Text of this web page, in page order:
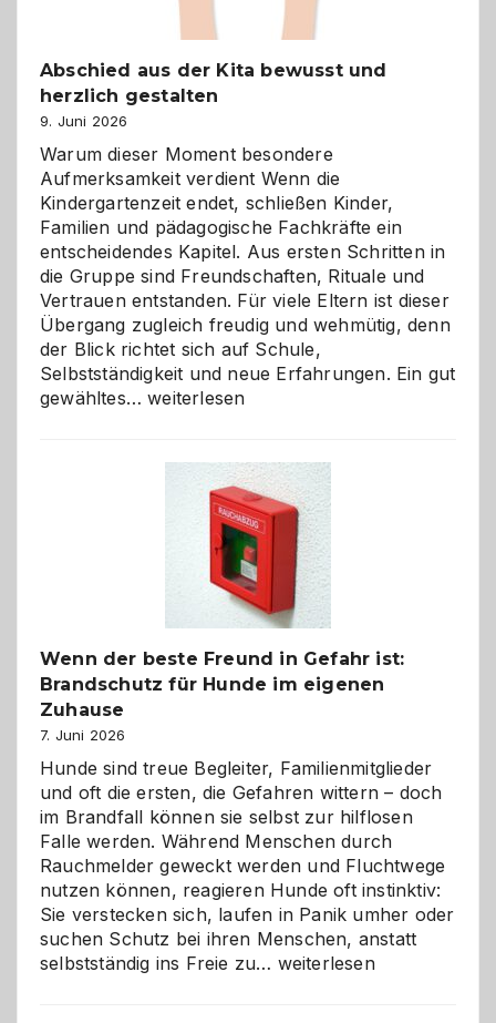
Abschied aus der Kita bewusst und
herzlich gestalten
9. Juni 2026
Warum dieser Moment besondere
Aufmerksamkeit verdient Wenn die
Kindergartenzeit endet, schließen Kinder,
Familien und pädagogische Fachkräfte ein
entscheidendes Kapitel. Aus ersten Schritten in
die Gruppe sind Freundschaften, Rituale und
Vertrauen entstanden. Für viele Eltern ist dieser
Übergang zugleich freudig und wehmütig, denn
der Blick richtet sich auf Schule,
Selbstständigkeit und neue Erfahrungen. Ein gut
gewähltes…Abschied
bewusst
herzlich
gestalten
weiterlesen
Wenn der beste Freund in Gefahr ist:
Brandschutz für Hunde im eigenen
Zuhause
7. Juni 2026
Hunde sind treue Begleiter, Familienmitglieder
und oft die ersten, die Gefahren wittern – doch
im Brandfall können sie selbst zur hilflosen
Falle werden. Während Menschen durch
Rauchmelder geweckt werden und Fluchtwege
nutzen können, reagieren Hunde oft instinktiv:
Sie verstecken sich, laufen in Panik umher oder
suchen Schutz bei ihren Menschen, anstatt
selbstständig ins Freie zu… Wenn
weiterlesen